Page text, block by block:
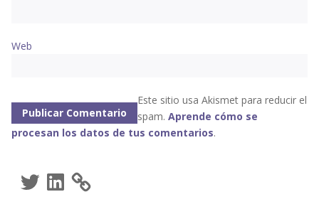
Web
Este sitio usa Akismet para reducir el
spam. Aprende cómo se
procesan los datos de tus comentarios.
TwitterLinkedIn